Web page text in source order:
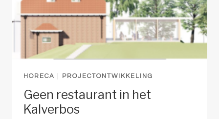
HORECA PROJECTONTWIKKELING
Geen restaurant in het
Kalverbos